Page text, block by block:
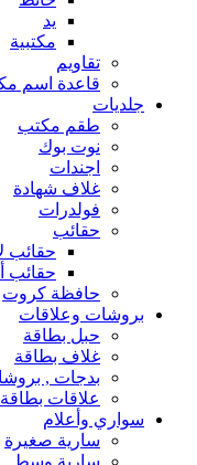
يد
مكتبية
تقاويم
قاعدة اسم
جلديات
طقم مكتب
نوت بوك
اجندات
غلاف شهادة
فولدرات
حقائب
حقائب
حقائب
حافظة كروت
بروشات وعلاقات
حبل بطاقة
غلاف بطاقة
بدجات ,
علاقات بطاقة
سواري وأعلام
سارية صغيرة